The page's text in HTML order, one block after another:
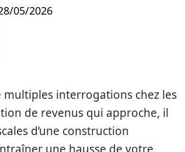
05/2026
multiples interrogations chez les
de revenus qui approche, il
d’une construction